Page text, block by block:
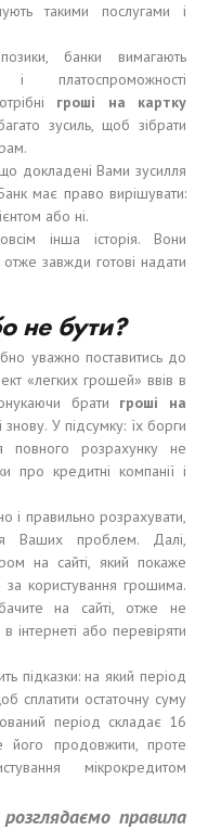
такими послугами і
банки вимагають
і платоспроможності
гроші на картку
зусиль, щоб зібрати
докладені Вами зусилля
має право вирішувати:
або ні.
інша історія. Вони
завжди готові надати
не бути?
уважно поставитись до
«легких грошей» ввів в
брати гроші на
У підсумку: їх борги
повного розрахунку не
про кредитні компанії і
і правильно розрахувати,
Ваших проблем. Далі,
на сайті, який покаже
користування грошима.
на сайті, отже не
інтернеті або перевіряти
підказки: на який період
сплатити остаточну суму
період складає 16
продовжити, проте
мікрокредитом
розглядаємо правила